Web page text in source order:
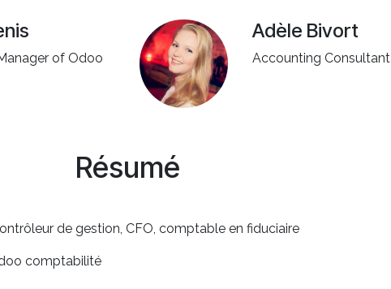
of Odoo
Adèle Bivort
Accounting Consultant
Résumé
de gestion, CFO, comptable en fiduciaire
comptabilité